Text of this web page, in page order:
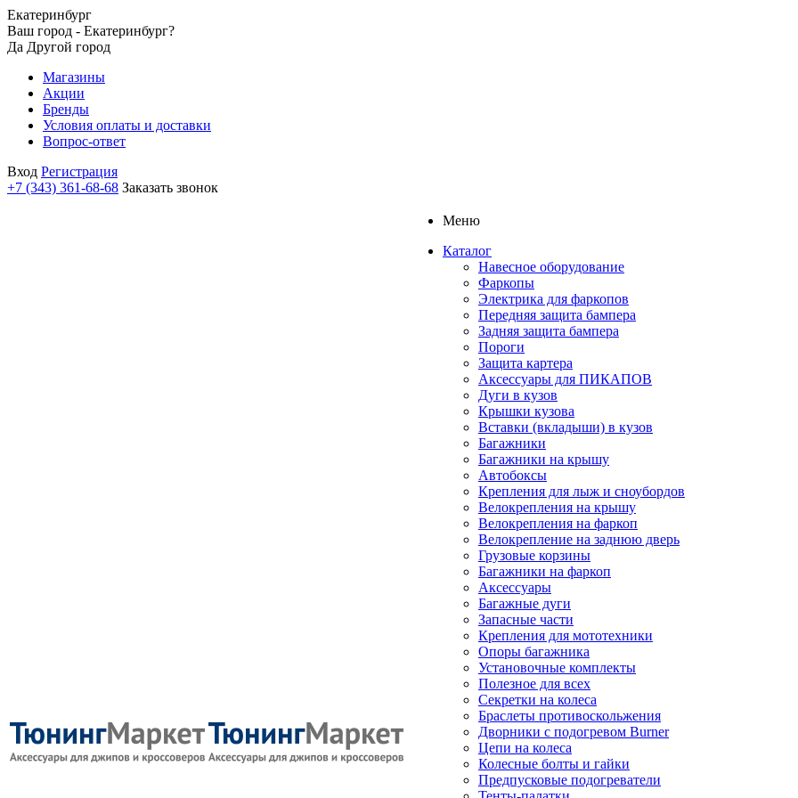
Екатеринбург
Ваш город - Екатеринбург?
Да Другой город
Магазины
Акции
Бренды
Условия оплаты и доставки
Вопрос-ответ
Вход Регистрация
+7 (343) 361-68-68 Заказать звонок
Меню
Каталог
Навесное оборудование
Фаркопы
Электрика для фаркопов
Передняя защита бампера
Задняя защита бампера
Пороги
Защита картера
Аксессуары для ПИКАПОВ
Дуги в кузов
Крышки кузова
Вставки (вкладыши) в кузов
Багажники
Багажники на крышу
Автобоксы
Крепления для лыж и сноубордов
Велокрепления на крышу
Велокрепления на фаркоп
Велокрепление на заднюю дверь
Грузовые корзины
Багажники на фаркоп
Аксессуары
Багажные дуги
Запасные части
Крепления для мототехники
Опоры багажника
Установочные комплекты
Полезное для всех
Секретки на колеса
Браслеты противоскольжения
Дворники с подогревом Burner
Цепи на колеса
Колесные болты и гайки
Предпусковые подогреватели